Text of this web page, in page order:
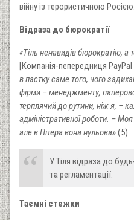
війну із терористичною Росією.
Відраза до бюрократії
«Тіль ненавидів бюрократію, а
[Компанія-пепередниця PayPal
в пастку саме того, чого
фірми – менеджменту,
терплячий до рутини, ніж я, –
адміністративної роботи. –
але в Пітера вона нульова»(5).
У Тіля відраза до
та регламентації.
Таємні стежки